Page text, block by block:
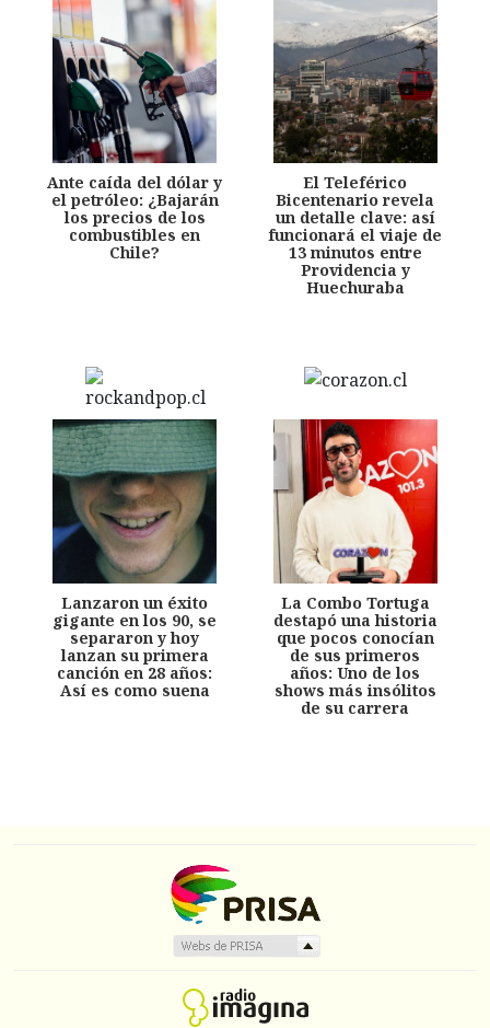
Ante caída del dólar y
el petróleo: ¿Bajarán
los precios de los
combustibles en
Chile?
El Teleférico
Bicentenario revela
un detalle clave: así
funcionará el viaje de
13 minutos entre
Providencia y
Huechuraba
Lanzaron un éxito
gigante en los 90, se
separaron y hoy
lanzan su primera
canción en 28 años:
Así es como suena
La Combo Tortuga
destapó una historia
que pocos conocían
de sus primeros
años: Uno de los
shows más insólitos
de su carrera